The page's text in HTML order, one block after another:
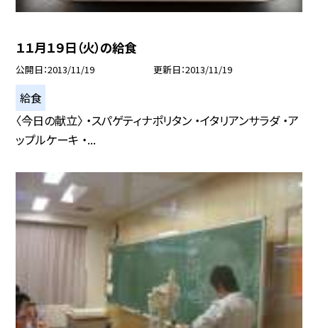
１１月１９日（火）の給食
公開日 2013/11/19 更新日 2013/11/19
給食
〈今日の献立〉 ・スパゲティナポリタン ・イタリアンサラダ ・ア
ップルケーキ ・...